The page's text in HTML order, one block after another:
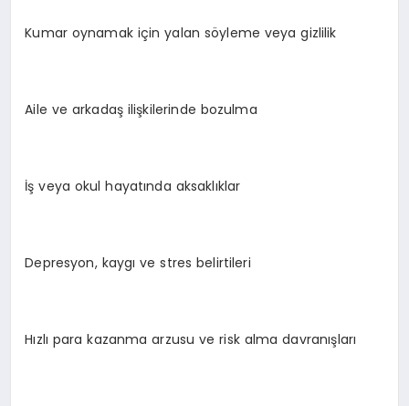
Kumar oynamak için yalan söyleme veya gizlilik
Aile ve arkadaş ilişkilerinde bozulma
İş veya okul hayatında aksaklıklar
Depresyon, kaygı ve stres belirtileri
Hızlı para kazanma arzusu ve risk alma davranışları